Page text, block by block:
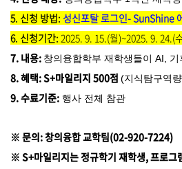
5. 신청 방법: 성신포탈 로그인- SunShine
6. 신청기간: 2025. 9. 15.(월)~2025. 9. 24.(
7. 내용: 창의융합학부 재학생들이 AI,
8. 혜택: S+마일리지 500점 (지식탐구역
9. 수료기준: 행사 전체 참관
※ 문의: 창의융합 교학팀(02-920-7224)
※ S+마일리지는 정규학기 재학생, 프로그